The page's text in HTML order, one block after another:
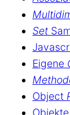
Set
Eigene
Object